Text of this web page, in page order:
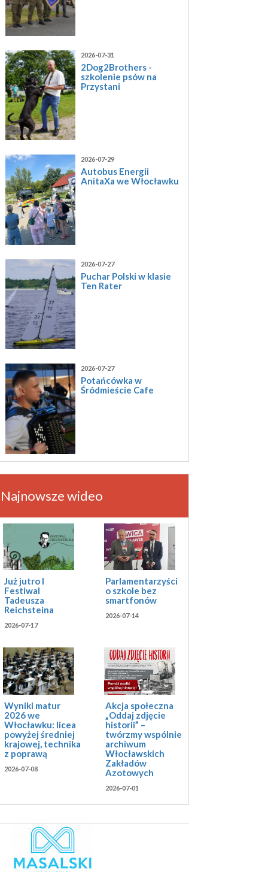
2026-07-31
2Dog2Brothers -
szkolenie psów na
Przystani
2026-07-29
Autobus Energii
AnitaXa we Włocławku
2026-07-27
Puchar Polski w klasie
Ten Rater
2026-07-27
Potańcówka w
Śródmieście Cafe
Najnowsze wideo
Już jutro I
Festiwal
Tadeusza
Reichsteina
2026-07-17
Parlamentarzyści
o szkole bez
smartfonów
2026-07-14
Wyniki matur
2026 we
Włocławku: licea
powyżej średniej
krajowej, technika
z poprawą
2026-07-08
Akcja społeczna
„Oddaj zdjęcie
historii” –
twórzmy wspólnie
archiwum
Włocławskich
Zakładów
Azotowych
2026-07-01